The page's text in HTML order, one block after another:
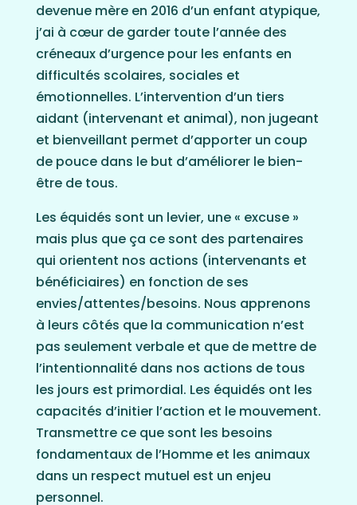
devenue mère en 2016 d’un enfant atypique,
j’ai à cœur de garder toute l’année des
créneaux d’urgence pour les enfants en
difficultés scolaires, sociales et
émotionnelles. L’intervention d’un tiers
aidant (intervenant et animal), non jugeant
et bienveillant permet d’apporter un coup
de pouce dans le but d’améliorer le bien-
être de tous.
Les équidés sont un levier, une « excuse »
mais plus que ça ce sont des partenaires
qui orientent nos actions (intervenants et
bénéficiaires) en fonction de ses
envies/attentes/besoins. Nous apprenons
à leurs côtés que la communication n’est
pas seulement verbale et que de mettre de
l’intentionnalité dans nos actions de tous
les jours est primordial. Les équidés ont les
capacités d’initier l’action et le mouvement.
Transmettre ce que sont les besoins
fondamentaux de l’Homme et les animaux
dans un respect mutuel est un enjeu
personnel.